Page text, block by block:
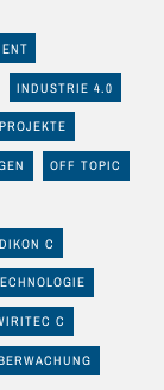
INDUSTRIE 4.0
OFF TOPIC
C
C